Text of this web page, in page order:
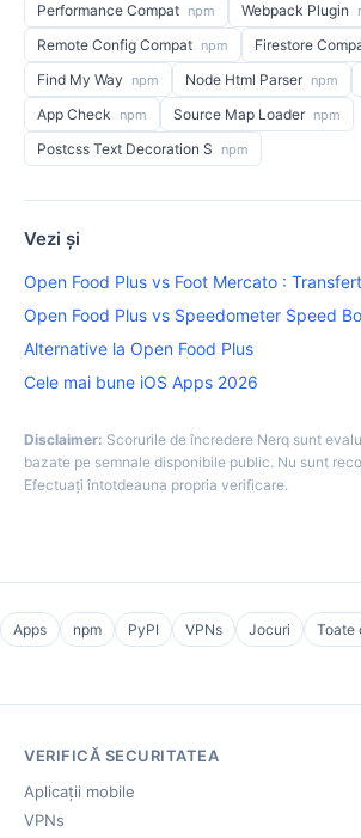
Performance Compat npm Webpack Plugin
Remote Config Compat npm Firestore
Find My Way npm Node Html Parser npm
App Check npm Source Map Loader npm
Postcss Text Decoration S npm
Vezi și
Open Food Plus vs Foot Mercato :
Open Food Plus vs Speedometer Speed
Alternative la Open Food Plus
Cele mai bune iOS Apps 2026
Disclaimer: Scorurile de încredere Nerq sunt
bazate pe semnale disponibile public. Nu sunt
Efectuați întotdeauna propria verificare.
Apps npm PyPI VPNs Jocuri Toate
VERIFICĂ SECURITATEA
Aplicații mobile
VPNs